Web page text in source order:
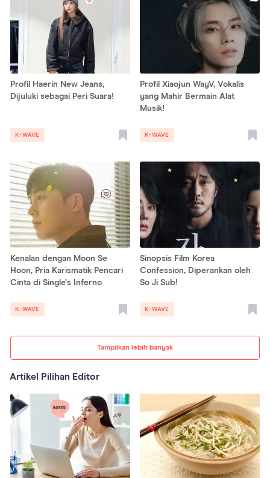
Tampilkan lebih banyak
Profil Haerin New Jeans,
Dijuluki sebagai Peri Suara!
K-WAVE
Profil Xiaojun WayV, Vokalis
yang Mahir Bermain Alat
Musik!
K-WAVE
Kenalan dengan Moon Se
Hoon, Pria Karismatik Pencari
Cinta di Single’s Inferno
K-WAVE
Sinopsis Film Korea
Confession, Diperankan oleh
So Ji Sub!
K-WAVE
Artikel Pilihan Editor